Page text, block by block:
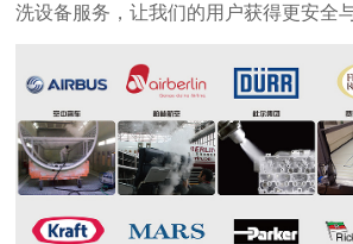
洗设备服务，让我们的用户获得更安全